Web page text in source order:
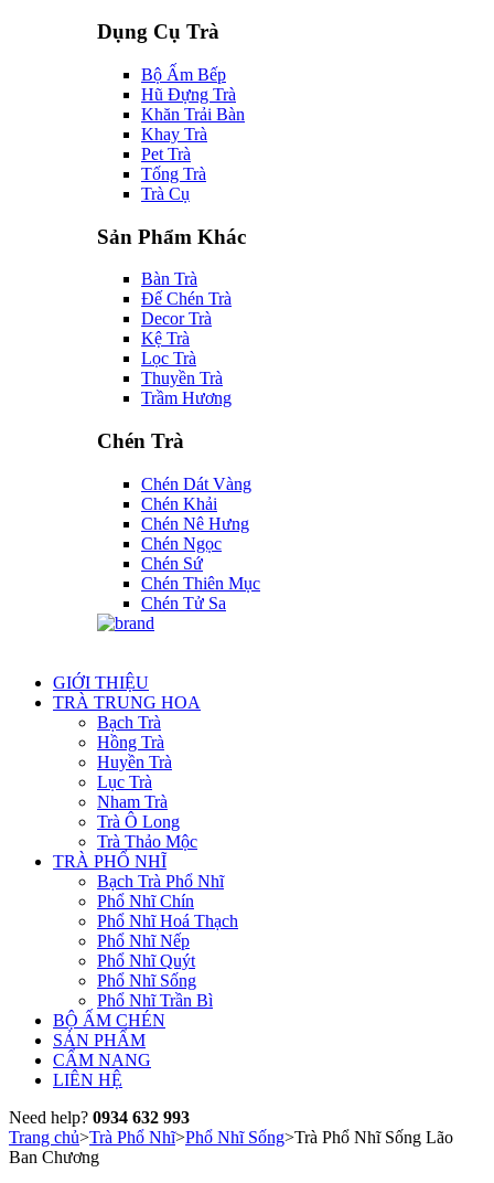
Dụng Cụ Trà
Bộ Ấm Bếp
Hũ Đựng Trà
Khăn Trải Bàn
Khay Trà
Pet Trà
Tống Trà
Trà Cụ
Sản Phẩm Khác
Bàn Trà
Đế Chén Trà
Decor Trà
Kệ Trà
Lọc Trà
Thuyền Trà
Trầm Hương
Chén Trà
Chén Dát Vàng
Chén Khải
Chén Nê Hưng
Chén Ngọc
Chén Sứ
Chén Thiên Mục
Chén Tử Sa
GIỚI THIỆU
TRÀ TRUNG HOA
Bạch Trà
Hồng Trà
Huyền Trà
Lục Trà
Nham Trà
Trà Ô Long
Trà Thảo Mộc
TRÀ PHỔ NHĨ
Bạch Trà Phổ Nhĩ
Phổ Nhĩ Chín
Phổ Nhĩ Hoá Thạch
Phổ Nhĩ Nếp
Phổ Nhĩ Quýt
Phổ Nhĩ Sống
Phổ Nhĩ Trần Bì
BỘ ẤM CHÉN
SẢN PHẨM
CẨM NANG
LIÊN HỆ
Need help? 0934 632 993
Trang chủ>Trà Phổ Nhĩ>Phổ Nhĩ Sống>Trà Phổ Nhĩ Sống Lão
Ban Chương